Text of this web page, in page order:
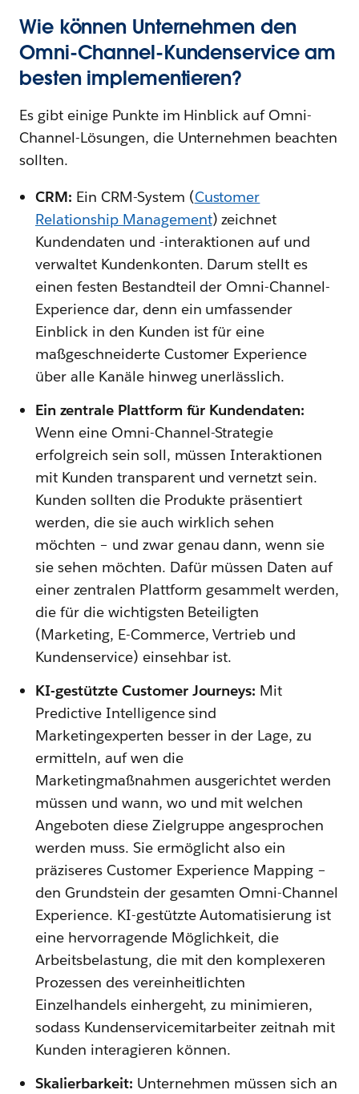
Wie können Unternehmen den
Omni-Channel-Kundenservice am
besten implementieren?
Es gibt einige Punkte im Hinblick auf Omni-
Channel-Lösungen, die Unternehmen beachten
sollten.
CRM: Ein CRM-System (Customer
Relationship Management) zeichnet
Kundendaten und -interaktionen auf und
verwaltet Kundenkonten. Darum stellt es
einen festen Bestandteil der Omni-Channel-
Experience dar, denn ein umfassender
Einblick in den Kunden ist für eine
maßgeschneiderte Customer Experience
über alle Kanäle hinweg unerlässlich.
Ein zentrale Plattform für Kundendaten:
Wenn eine Omni-Channel-Strategie
erfolgreich sein soll, müssen Interaktionen
mit Kunden transparent und vernetzt sein.
Kunden sollten die Produkte präsentiert
werden, die sie auch wirklich sehen
möchten – und zwar genau dann, wenn sie
sie sehen möchten. Dafür müssen Daten auf
einer zentralen Plattform gesammelt werden,
die für die wichtigsten Beteiligten
(Marketing, E-Commerce, Vertrieb und
Kundenservice) einsehbar ist.
KI-gestützte Customer Journeys: Mit
Predictive Intelligence sind
Marketingexperten besser in der Lage, zu
ermitteln, auf wen die
Marketingmaßnahmen ausgerichtet werden
müssen und wann, wo und mit welchen
Angeboten diese Zielgruppe angesprochen
werden muss. Sie ermöglicht also ein
präziseres Customer Experience Mapping –
den Grundstein der gesamten Omni-Channel
Experience. KI-gestützte Automatisierung ist
eine hervorragende Möglichkeit, die
Arbeitsbelastung, die mit den komplexeren
Prozessen des vereinheitlichten
Einzelhandels einhergeht, zu minimieren,
sodass Kundenservicemitarbeiter zeitnah mit
Kunden interagieren können.
Skalierbarkeit: Unternehmen müssen sich an